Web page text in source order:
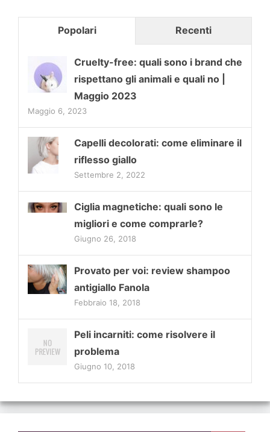
Popolari Recenti
Cruelty-free: quali sono i brand che
rispettano gli animali e quali no |
Maggio 2023
Maggio 6, 2023
Capelli decolorati: come eliminare il
riflesso giallo
Settembre 2, 2022
Ciglia magnetiche: quali sono le
migliori e come comprarle?
Giugno 26, 2018
Provato per voi: review shampoo
antigiallo Fanola
Febbraio 18, 2018
Peli incarniti: come risolvere il
problema
Giugno 10, 2018